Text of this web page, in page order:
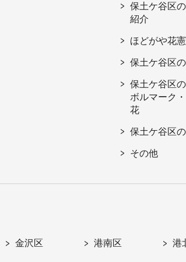
保土ケ谷区
紹介
ほどがや花
保土ケ谷区
保土ケ谷区
ボルマーク・
花
保土ケ谷区
その他
金沢区 港南区 港